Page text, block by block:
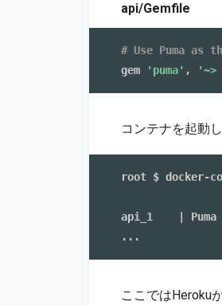
api/Gemfile
# Use Puma as
gem
'puma' , '~>
コンテナを起動
root $ docker-
api_1    |
ここではHeroku